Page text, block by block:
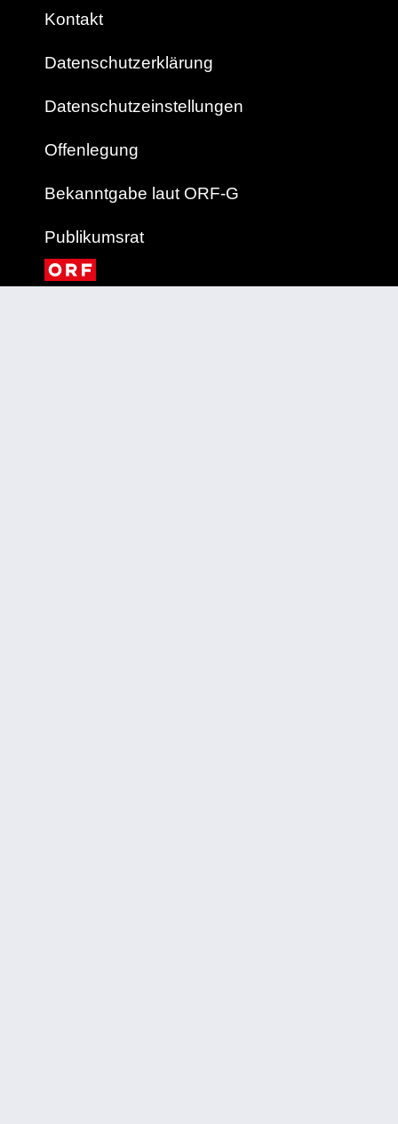
Kontakt
Datenschutzerklärung
Datenschutzeinstellungen
Offenlegung
Bekanntgabe laut ORF-G
Publikumsrat